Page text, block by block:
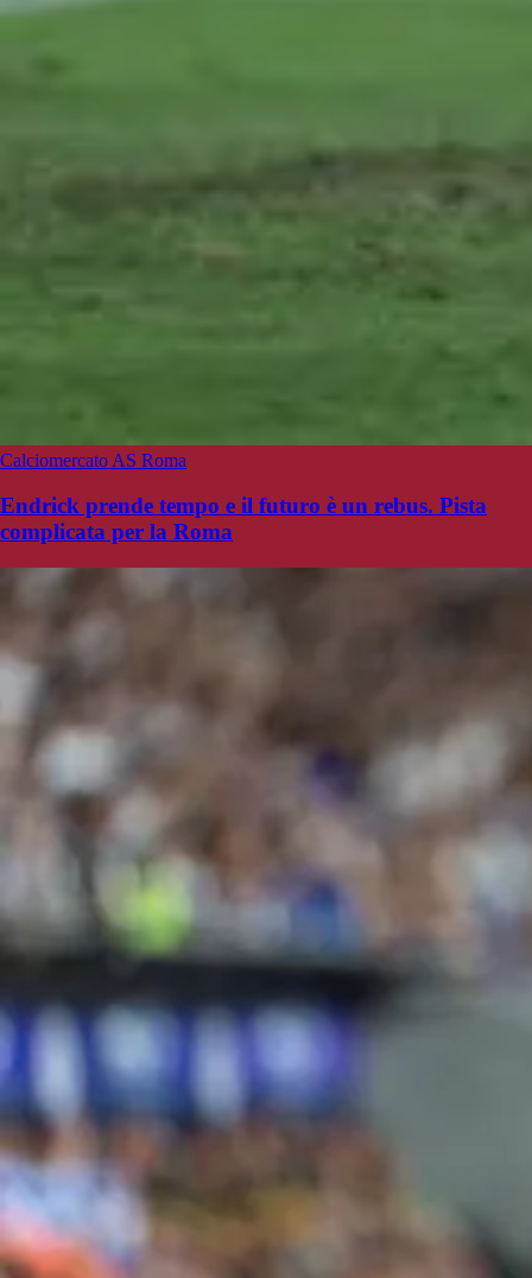
Calciomercato AS Roma
Endrick prende tempo e il futuro è un rebus. Pista
complicata per la Roma